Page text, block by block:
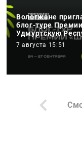
Вологжане
блог-туре
Удмуртскую
7 августа 15:51